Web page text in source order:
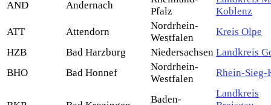
AND Andernach
Pfalz
Koblenz
ATT
Attendorn
Nordrhein-
Westfalen
Kreis Olpe
HZB
Bad Harzburg Niedersachsen Landkreis
BHO
Bad Honnef
Nordrhein-
Westfalen
Rhein-Sieg-
Baden-
Landkreis